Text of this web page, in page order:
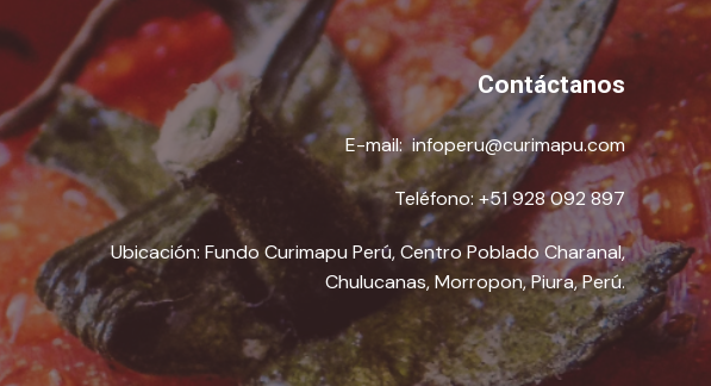
Contáctanos
E-mail:infoperu@curimapu.com
Teléfono: +51 928 092 897
Ubicación: Fundo Curimapu Perú, Centro Poblado Charanal,
Chulucanas, Morropon, Piura, Perú.